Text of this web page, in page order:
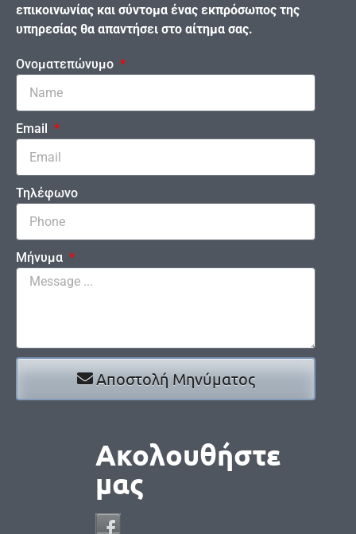
επικοινωνίας και σύντομα ένας εκπρόσωπος της
υπηρεσίας θα απαντήσει στο αίτημα σας.
Ονοματεπώνυμο
Email
Τηλέφωνο
Μήνυμα
Αποστολή Μηνύματος
Ακολουθήστε
μας